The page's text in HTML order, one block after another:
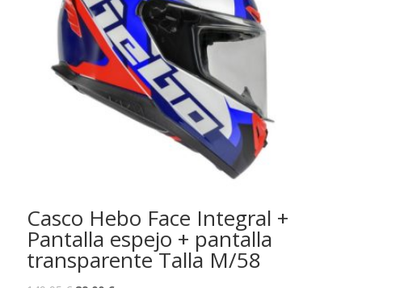
Casco Hebo Face Integral +
Pantalla espejo + pantalla
transparente Talla M/58